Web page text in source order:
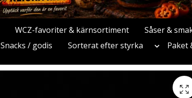
WCZ-favoriter & kärnsortiment Såser &
Snacks / godis Sorterat efter styrka Paket